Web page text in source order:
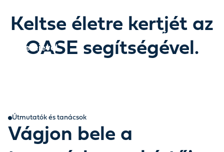
Keltse életre kertjét az
OASE segítségével.
Fedezze fel, hogyan varázsolhatja újjá kertjét a
víz erejével.
Útmutatók és tanácsok
Vágjon bele a